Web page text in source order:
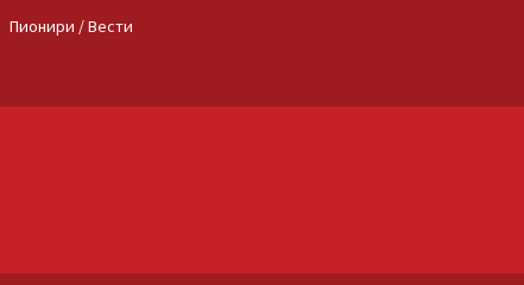
Пионири / Вести